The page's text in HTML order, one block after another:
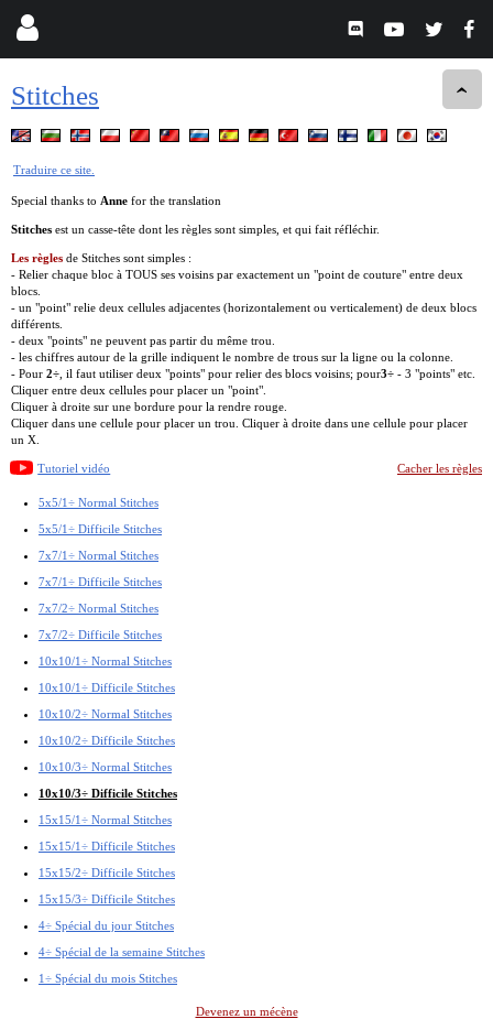
Stitches
Traduire ce site.
Special thanks to Anne for the translation
Stitches est un casse-tête dont les règles sont simples, et qui fait réfléchir.
Les règles de Stitches sont simples :
- Relier chaque bloc à TOUS ses voisins par exactement un "point de couture" entre deux
blocs.
- un "point" relie deux cellules adjacentes (horizontalement ou verticalement) de deux blocs
différents.
- deux "points" ne peuvent pas partir du même trou.
- les chiffres autour de la grille indiquent le nombre de trous sur la ligne ou la colonne.
- Pour 2÷ , il faut utiliser deux "points" pour relier des blocs voisins; pour3÷ - 3 "points" etc.
Cliquer entre deux cellules pour placer un "point".
Cliquer à droite sur une bordure pour la rendre rouge.
Cliquer dans une cellule pour placer un trou. Cliquer à droite dans une cellule pour placer
un X.
Tutoriel vidéo Cacher les règles
5x5/1÷ Normal Stitches
5x5/1÷ Difficile Stitches
7x7/1÷ Normal Stitches
7x7/1÷ Difficile Stitches
7x7/2÷ Normal Stitches
7x7/2÷ Difficile Stitches
10x10/1÷ Normal Stitches
10x10/1÷ Difficile Stitches
10x10/2÷ Normal Stitches
10x10/2÷ Difficile Stitches
10x10/3÷ Normal Stitches
10x10/3÷ Difficile Stitches
15x15/1÷ Normal Stitches
15x15/1÷ Difficile Stitches
15x15/2÷ Difficile Stitches
15x15/3÷ Difficile Stitches
4÷ Spécial du jour Stitches
4÷ Spécial de la semaine Stitches
1÷ Spécial du mois Stitches
Devenez un mécène